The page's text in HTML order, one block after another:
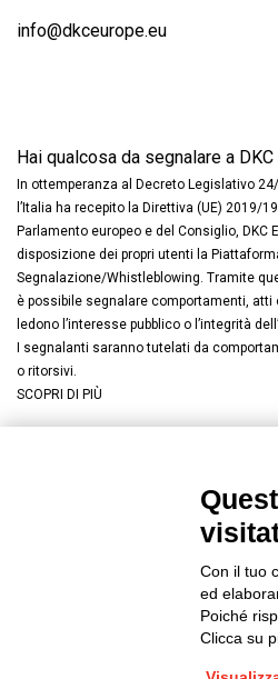
info@dkceurope.eu
Hai qualcosa da segnalare a DKC
In ottemperanza al Decreto Legislativo
l’Italia ha recepito la Direttiva (UE) 2019/
Parlamento europeo e del Consiglio, DKC
disposizione dei propri utenti la
Segnalazione/Whistleblowing. Tramite
è possibile segnalare comportamenti,
ledono l’interesse pubblico o l’integrità
I segnalanti saranno tutelati da
o ritorsivi.
SCOPRI DI PIÙ
FACEBOOK
Privacy -
Con il tuo
ed
Poiché
Clicca su